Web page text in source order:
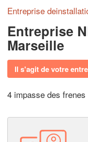
Entreprise
Entreprise
Marseille
Il s'agit de votre
4 impasse des